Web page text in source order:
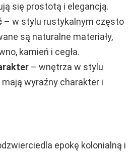
się prostotą i elegancją.
– w stylu rustykalnym często
są naturalne materiały,
kamień i cegła.
– wnętrza w stylu
wyraźny charakter i
epokę kolonialną i